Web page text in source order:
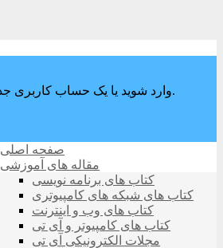
وارد شوید یا یک حساب کاربری جدید ایجاد کنید.
صفحه اصلی
مقاله های آموزشی
کتاب های برنامه نویسی
کتاب های شبکه های کامپیوتری
کتاب های وب و اینترنت
کتاب های کامپیوتر و آی تی
مجلات الکترونیکی آی تی